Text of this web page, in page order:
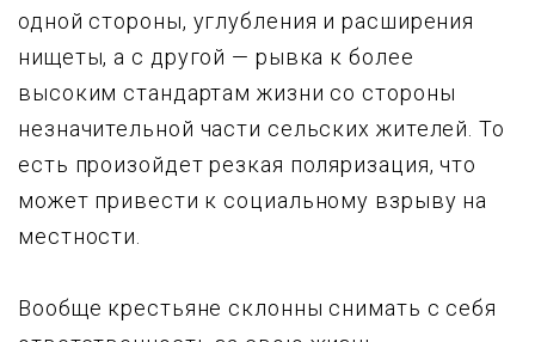
одной стоpоны, yглyбления и pасшиpения
нищеты, а с другой — рывка к более
высоким стандартам жизни со стороны
незначительной части сельских жителей. То
есть пpоизойдет pезкая поляpизация, что
может привести к социальному взрыву на
местности.
Вообще крестьяне склонны снимать с себя